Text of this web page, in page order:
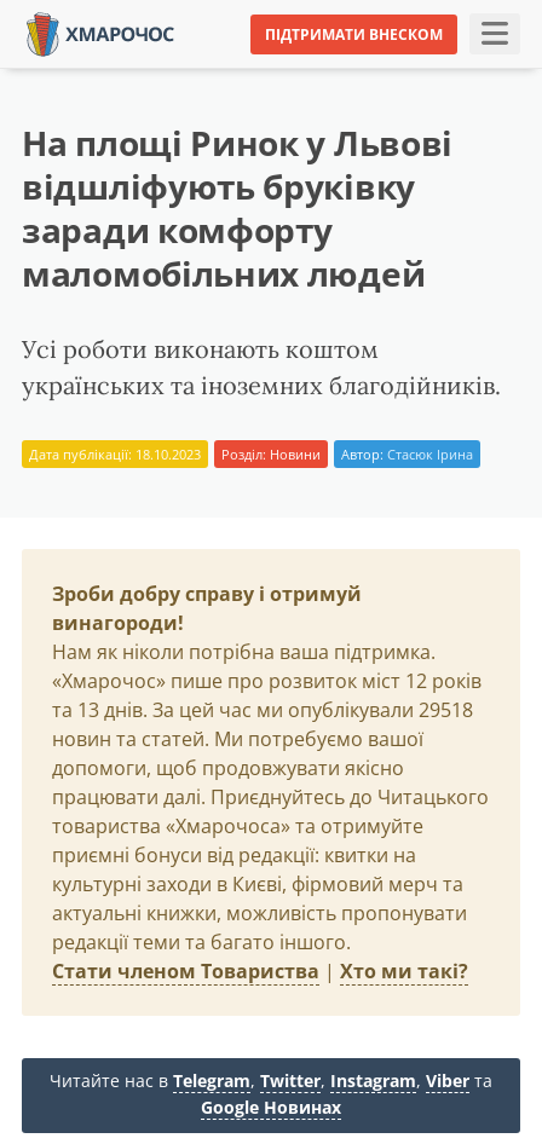
ПІДТРИМАТИ ВНЕСКОМ
На площі Ринок у Львові
відшліфують бруківку
заради комфорту
маломобільних людей
Усі роботи виконають коштом
українських та іноземних благодійників.
Дата публікації: 18.10.2023 Розділ: Новини Автор: Стасюк Ірина
Зроби добру справу і отримуй
винагороди!
Нам як ніколи потрібна ваша підтримка.
«Хмарочос» пише про розвиток міст 12 років
та 13 днів. За цей час ми опублікували 29518
новин та статей. Ми потребуємо вашої
допомоги, щоб продовжувати якісно
працювати далі. Приєднуйтесь до Читацького
товариства «Хмарочоса» та отримуйте
приємні бонуси від редакції: квитки на
культурні заходи в Києві, фірмовий мерч та
актуальні книжки, можливість пропонувати
редакції теми та багато іншого.
Стати членом Товариства | Хто ми такі?
Читайте нас в Telegram, Twitter, Instagram, Viber та
Google Новинах